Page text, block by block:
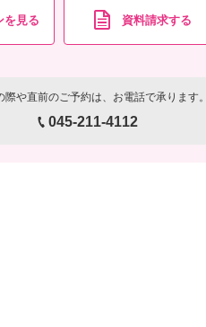
を見る 資料請求する
際や直前のご予約は、お電話で承ります。
045-211-4112